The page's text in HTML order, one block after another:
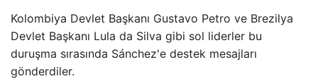
Kolombiya Devlet Başkanı Gustavo Petro ve Brezilya
Devlet Başkanı Lula da Silva gibi sol liderler bu
duruşma sırasında Sánchez'e destek mesajları
gönderdiler.